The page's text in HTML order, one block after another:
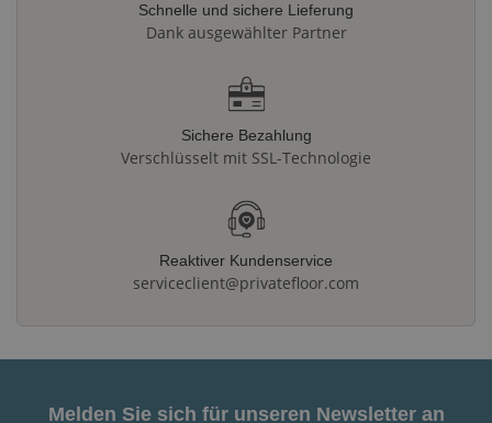
Schnelle und sichere Lieferung
Dank ausgewählter Partner
Sichere Bezahlung
Verschlüsselt mit SSL-Technologie
Reaktiver Kundenservice
serviceclient@privatefloor.com
Melden Sie sich für unseren Newsletter an